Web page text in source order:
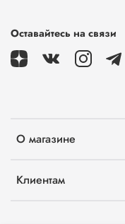
О магазине
Клиентам
Оставайтесь на связи